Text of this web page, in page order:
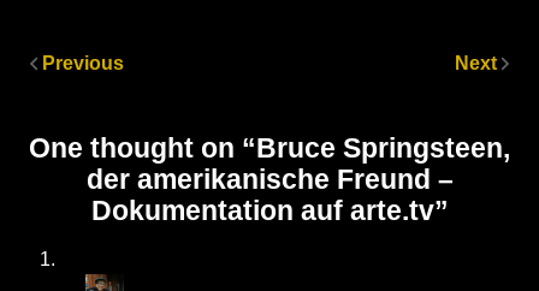
Previous Next
One thought on “Bruce Springsteen,
der amerikanische Freund –
Dokumentation auf arte.tv”